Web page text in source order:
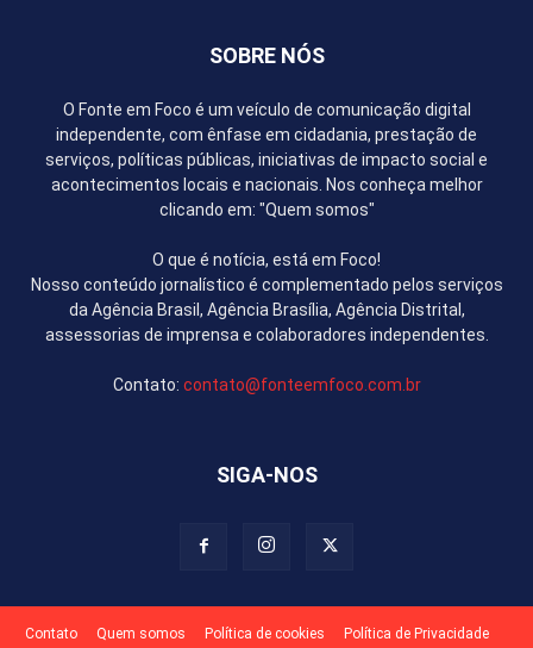
SOBRE NÓS
O Fonte em Foco é um veículo de comunicação digital
independente, com ênfase em cidadania, prestação de
serviços, políticas públicas, iniciativas de impacto social e
acontecimentos locais e nacionais. Nos conheça melhor
clicando em: "Quem somos"
O que é notícia, está em Foco!
Nosso conteúdo jornalístico é complementado pelos serviços
da Agência Brasil, Agência Brasília, Agência Distrital,
assessorias de imprensa e colaboradores independentes.
Contato: contato@fonteemfoco.com.br
SIGA-NOS
Contato Quem somos Política de cookies Política de Privacidade